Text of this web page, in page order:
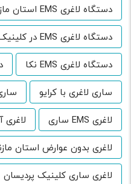
دستگاه لاغری EMS استان مازندران
دستگاه لاغری EMS در کلینیک پردیسان
دستگاه لاغری EMS نکا
ساری لاغری با کرایو
لاغری EMS ساری
لاغری
لاغری بدون عوارض استان
لاغری ساری کلینیک پردیسان